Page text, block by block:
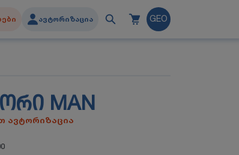
ავტორიზაცია GEO
MAN
ავტორიზაცია